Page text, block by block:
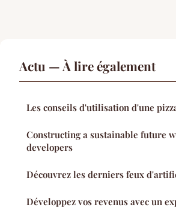
Actu — À lire également
Les conseils d'utilisation d'une
Constructing a sustainable future
developers
Découvrez les derniers feux
Développez vos revenus avec un